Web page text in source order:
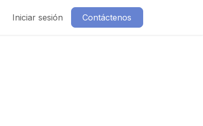
Iniciar sesión Contáctenos